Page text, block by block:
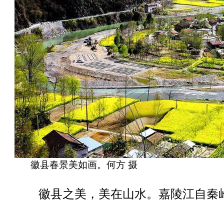
徽县春景美如画。何方 摄
徽县之美，美在山水。嘉陵江自秦